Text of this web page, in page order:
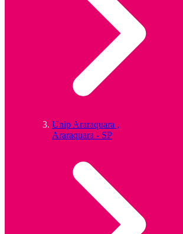
Unip Araraquara ,
Araraquara - SP